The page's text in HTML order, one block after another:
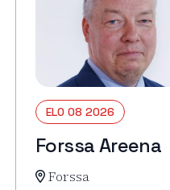
ELO 08 2026
Forssa Areena
Forssa